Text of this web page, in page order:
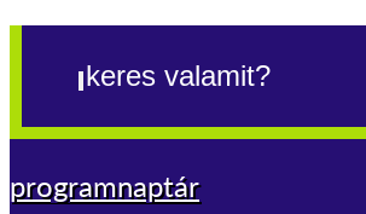
programnaptár